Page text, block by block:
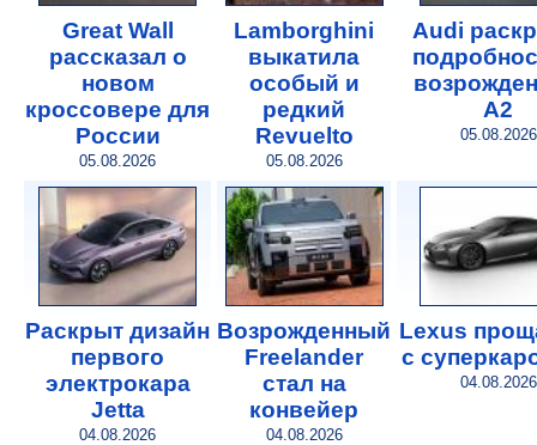
Great Wall
рассказал о
новом
кроссовере для
России
05.08.2026
Lamborghini
выкатила
особый и
редкий
Revuelto
05.08.2026
Audi
A2
05.08.2026
Раскрыт дизайн
первого
электрокара
Jetta
04.08.2026
Возрожденный
Freelander
стал на
конвейер
04.08.2026
Lexus
с
04.08.2026